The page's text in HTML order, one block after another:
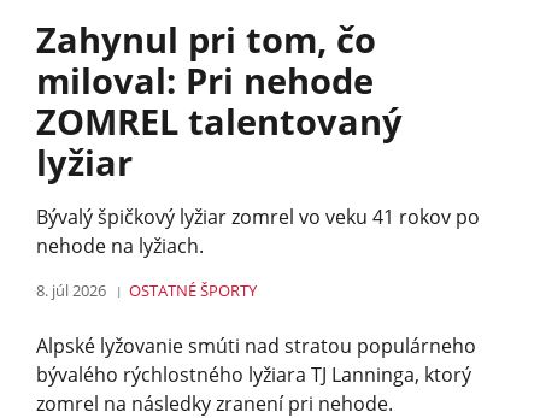
Zahynul pri tom, čo
miloval: Pri nehode
ZOMREL talentovaný
lyžiar
Bývalý špičkový lyžiar zomrel vo veku 41 rokov po
nehode na lyžiach.
8. júl 2026 OSTATNÉ ŠPORTY
Alpské lyžovanie smúti nad stratou populárneho
bývalého rýchlostného lyžiara TJ Lanninga, ktorý
zomrel na následky zranení pri nehode.